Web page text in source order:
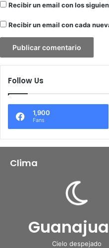
Recibir un email con los
Recibir un email con cada
Follow Us
1,900
Fans
Clima
Cielo despejado